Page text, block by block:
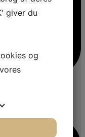
giver du
og